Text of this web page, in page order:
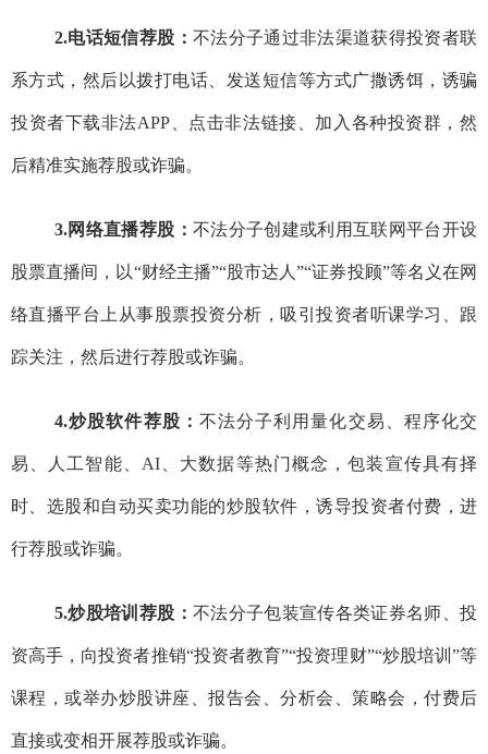
2.电话短信荐股： 不法分子通过非法渠道获得投资者联
系方式，然后以拨打电话、发送短信等方式广撒诱饵，诱骗
投资者下载非法APP、点击非法链接、加入各种投资群，然
后精准实施荐股或诈骗。
3.网络直播荐股： 不法分子创建或利用互联网平台开设
股票直播间 ，以“财经主播”“股市达人”“证券投顾”等名义在网
络直播平台上从事股票投资分析，吸引投资者听课学习、跟
踪关注，然后进行荐股或诈骗。
4.炒股软件荐股： 不法分子利用量化交易、程序化交
易、人工智能、 AI、大数据等热门概念，包装宣传具有择
时、选股和自动买卖功能的炒股软件，诱导投资者付费 ，进
行荐股或诈骗。
5.炒股培训荐股： 不法分子包装宣传各类证券名师、投
资高手，向投资者推销“投资者教育”“投资理财”“炒股培训 ”等
课程，或举办炒股讲座、报告会、分析会 、策略会 ，付费后
直接或变相开展荐股或诈骗。